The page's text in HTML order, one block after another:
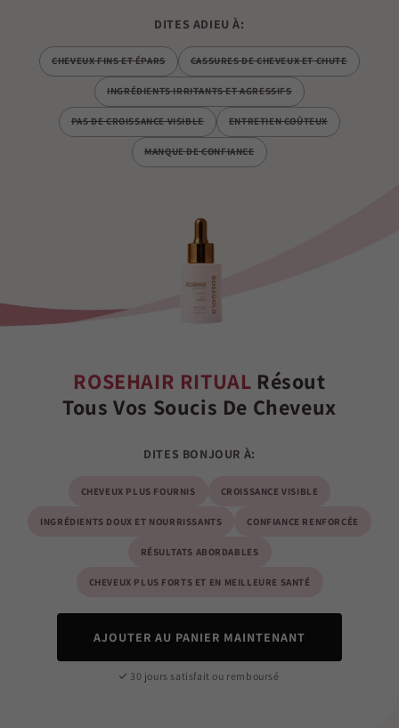
DITES ADIEU À:
CHEVEUX FINS ET ÉPARS CASSURES DE CHEVEUX ET CHUTE
INGRÉDIENTS IRRITANTS ET AGRESSIFS
PAS DE CROISSANCE VISIBLE ENTRETIEN COÛTEUX
MANQUE DE CONFIANCE
ROSEHAIR RITUAL Résout
Tous Vos Soucis De Cheveux
DITES BONJOUR À:
CHEVEUX PLUS FOURNIS CROISSANCE VISIBLE
INGRÉDIENTS DOUX ET NOURRISSANTS CONFIANCE RENFORCÉE
RÉSULTATS ABORDABLES
CHEVEUX PLUS FORTS ET EN MEILLEURE SANTÉ
AJOUTER AU PANIER MAINTENANT
30 jours satisfait ou remboursé